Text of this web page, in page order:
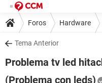
Foros Hardware
Tema Anterior
Problema tv led
(Problema con leds)